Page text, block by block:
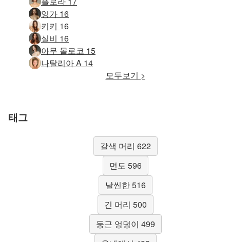
잉가 16
키키 16
실비 16
아무 몰로코 15
나탈리아 A 14
모두보기 >
태그
갈색 머리 622
면도 596
날씬한 516
긴 머리 500
둥근 엉덩이 499